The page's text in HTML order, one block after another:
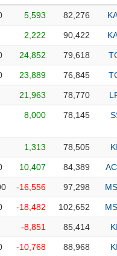
5,593 82,276
2,222 90,422
24,852 79,618
23,889 76,845
21,963 78,770
8,000 78,145
1,313 78,505
10,407 84,389
-16,556 97,298
-18,482 102,652
-8,851 85,414
-10,768 88,968
Hợp đồng tương lai